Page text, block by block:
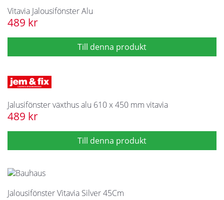
Vitavia Jalousifönster Alu
489 kr
Jalusifönster växthus alu 610 x 450 mm vitavia
489 kr
Jalousifönster Vitavia Silver 45Cm